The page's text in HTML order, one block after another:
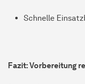
Schnelle
Fazit: Vorbereitung